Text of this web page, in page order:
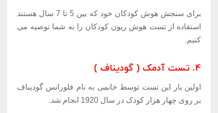
برای سنجش هوش کودکان خود که بین 5 تا 7 سال هستند
استفاده از تست هوش ریون کودکان را به شما توصیه می
کنیم.
4. تست آدمک ( گودیناف )
اولین بار این تست توسط خانمی به نام فلورانس گودیناف
بر روی چهار هزار کودک در سال 1920 انجام شد.